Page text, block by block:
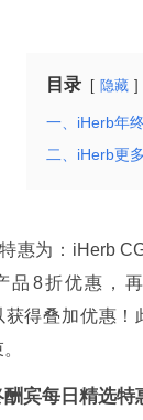
目录 隐藏
一、iHerb年
二、iHerb更
惠为：iHerb
品8折优惠，
获得叠加优惠！
宾每日精选特